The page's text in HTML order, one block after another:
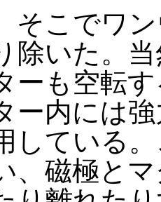
そこでワン
除いた。
ーも空転
ー内には
している
、磁極と